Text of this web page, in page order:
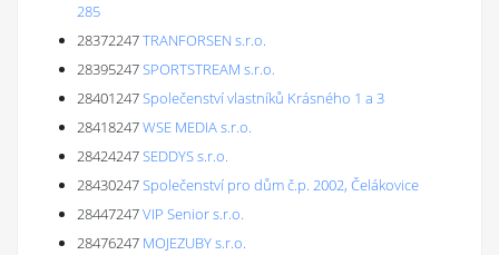
285
28372247TRANFORSEN s.r.o.
28395247SPORTSTREAM s.r.o.
28401247Společenství vlastníků Krásného 1 a 3
28418247WSE MEDIA s.r.o.
28424247SEDDYS s.r.o.
28430247Společenství pro dům č.p. 2002, Čelákovice
28447247VIP Senior s.r.o.
28476247 MOJEZUBY s.r.o.